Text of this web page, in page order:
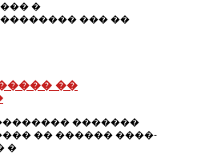
�
��� ��
��
�������
�� ������ ����-
�